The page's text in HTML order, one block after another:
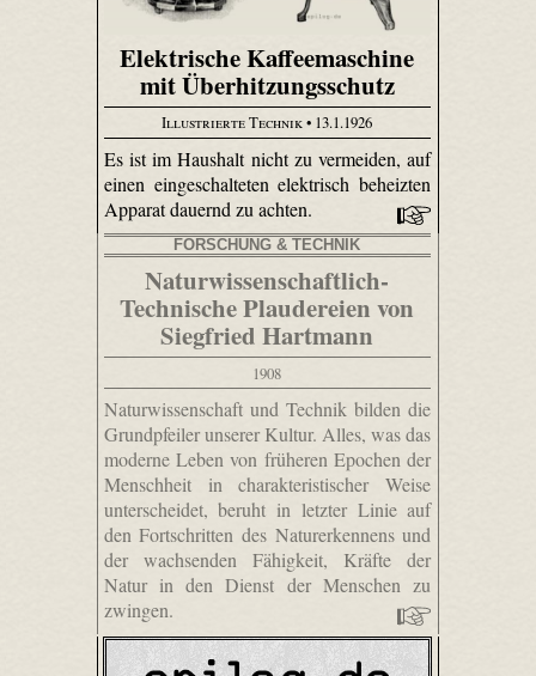
Elektrische Kaffeemaschine
mit Überhitzungsschutz
Illustrierte Technik• 13.1.1926
Es ist im Haushalt nicht zu vermeiden, auf
einen eingeschalteten elektrisch beheizten
Apparat dauernd zu achten.
FORSCHUNG & TECHNIK
Naturwissenschaftlich-
Technische Plaudereien von
Siegfried Hartmann
1908
Naturwissenschaft und Technik bilden die
Grundpfeiler unserer Kultur. Alles, was das
moderne Leben von früheren Epochen der
Menschheit in charakteristischer Weise
unterscheidet, beruht in letzter Linie auf
den Fortschritten des Naturerkennens und
der wachsenden Fähigkeit, Kräfte der
Natur in den Dienst der Menschen zu
zwingen.